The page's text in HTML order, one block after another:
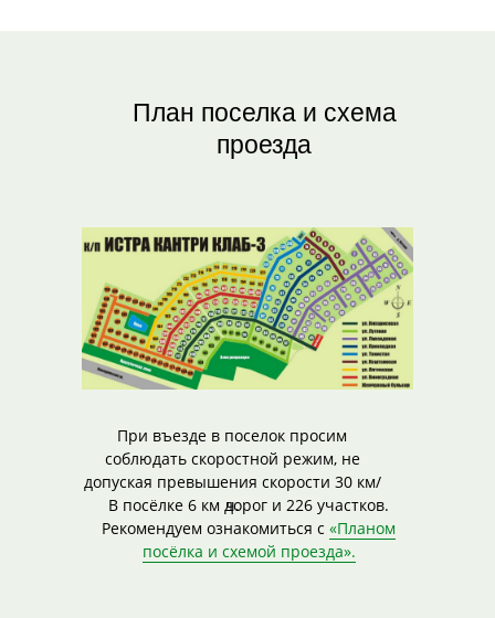
План поселка и схема
проезда
При въезде в поселок просим
соблюдать скоростной режим, не
допуская превышения скорости 30 км/
ч.
В посёлке 6 км дорог и 226 участков.
Рекомендуем ознакомиться с «Планом
посёлка и схемой проезда».